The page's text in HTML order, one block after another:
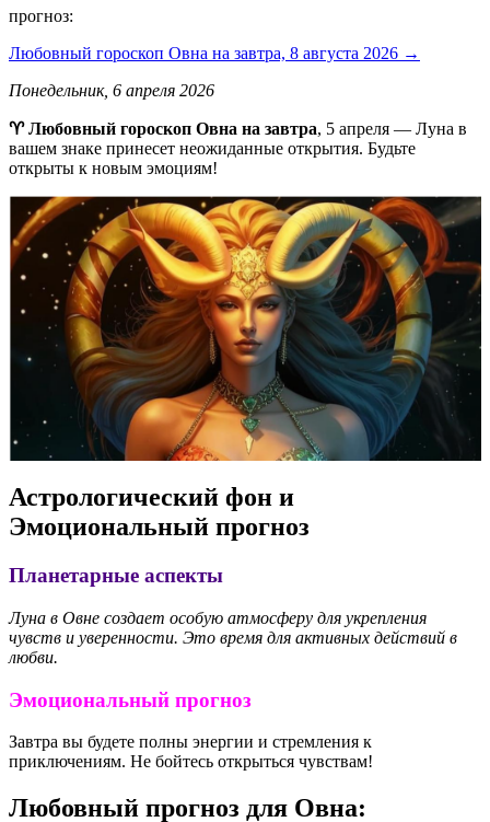
прогноз:
Любовный гороскоп Овна на завтра, 8 августа 2026 →
Понедельник, 6 апреля 2026
♈ Любовный гороскоп Овна на завтра, 5 апреля — Луна в
вашем знаке принесет неожиданные открытия. Будьте
открыты к новым эмоциям!
Астрологический фон и
Эмоциональный прогноз
Планетарные аспекты
Луна в Овне создает особую атмосферу для укрепления
чувств и уверенности. Это время для активных действий в
любви.
Эмоциональный прогноз
Завтра вы будете полны энергии и стремления к
приключениям. Не бойтесь открыться чувствам!
Любовный прогноз для Овна: